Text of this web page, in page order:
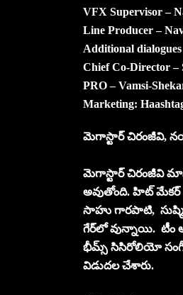
VFX Supervisor –
Line Producer –
Additional
Chief Co-Director –
PRO – Vamsi-
Marketing:
మెగాస్టార్ చిరంజీవి,
మెగాస్టార్ చిరంజీవి మాస్
అవుతోంది. హిట్ మేకర్
సాహు గారపాటి, సుష్మిత
గేర్‌లో వున్నాయి. టీం
భీమ్స్ సిసిరోలియో
విడుదల చేశారు.